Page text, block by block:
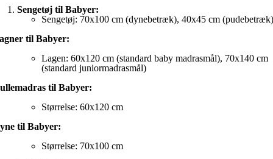
Sengetøj til Babyer:
Sengetøj: 70x100 cm (dynebetræk), 40x45 cm (pudebetræk)
til Babyer:
Lagen: 60x120 cm (standard baby madrasmål), 70x140 cm
(standard juniormadrasmål)
til Babyer:
Størrelse: 60x120 cm
til Babyer:
Størrelse: 70x100 cm